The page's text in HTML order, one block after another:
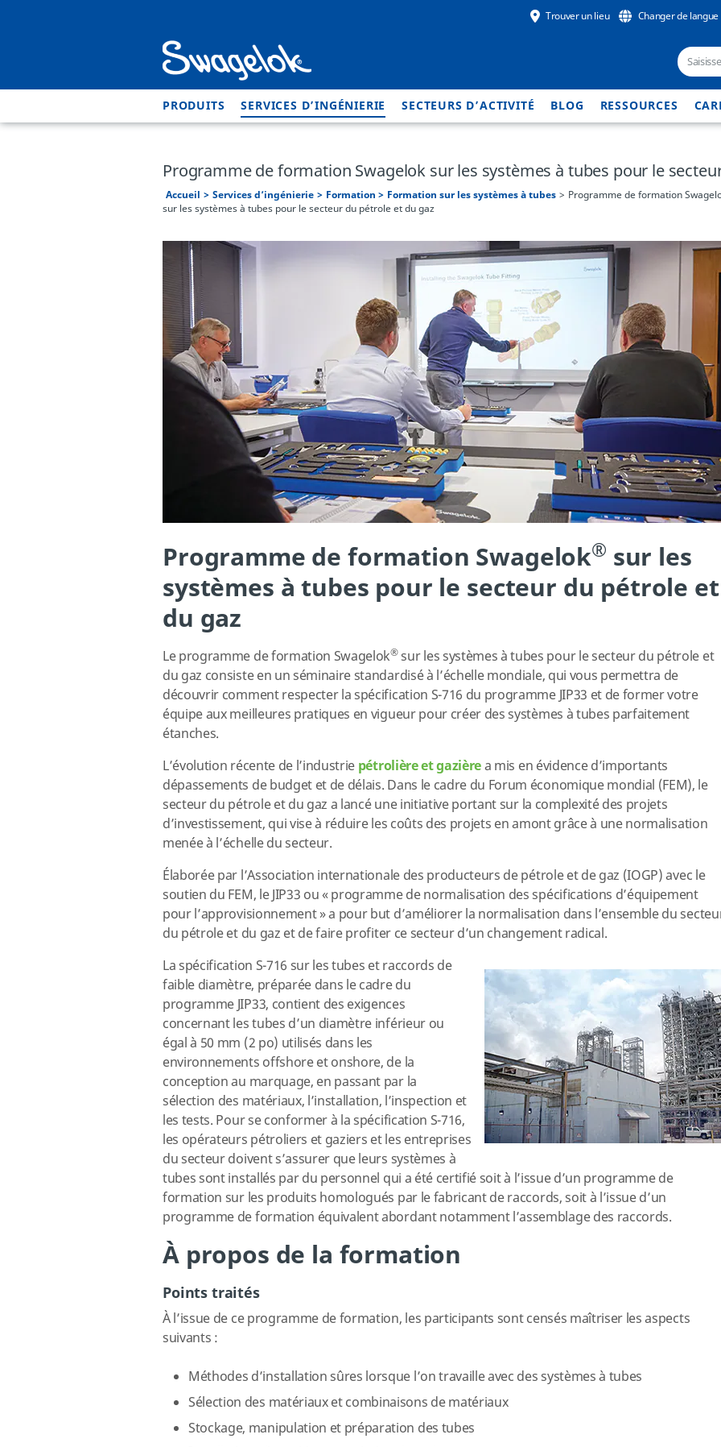
Trouver un lieu Changer de langue
PRODUITS SERVICES D’INGÉNIERIE SECTEURS D’ACTIVITÉ BLOG RESSOURCES
Programme de formation Swagelok sur les systèmes à tubes pour le
Accueil Services d’ingénierie Formation Formation sur les systèmes à tubes
Programme de formation
sur les systèmes à tubes pour le secteur du pétrole et du gaz
Programme de formation Swagelok® sur les
systèmes à tubes pour le secteur du pétrole et
du gaz
Le programme de formation Swagelok®sur les systèmes à tubes pour le secteur du pétrole et
du gaz consiste en un séminaire standardisé à l’échelle mondiale, qui vous permettra de
découvrir comment respecter la spécification S-716 du programme JIP33 et de former votre
équipe aux meilleures pratiques en vigueur pour créer des systèmes à tubes parfaitement
étanches.
L’évolution récente de l’industrie pétrolière et gazièrea mis en évidence d’importants
dépassements de budget et de délais. Dans le cadre du Forum économique mondial (FEM), le
secteur du pétrole et du gaz a lancé une initiative portant sur la complexité des projets
d’investissement, qui vise à réduire les coûts des projets en amont grâce à une normalisation
menée à l’échelle du secteur.
Élaborée par l’Association internationale des producteurs de pétrole et de gaz (IOGP) avec le
soutien du FEM, le JIP33 ou « programme de normalisation des spécifications d’équipement
pour l’approvisionnement » a pour but d’améliorer la normalisation dans l’ensemble du
du pétrole et du gaz et de faire profiter ce secteur d’un changement radical.
La spécification S-716 sur les tubes et raccords de
faible diamètre, préparée dans le cadre du
programme JIP33, contient des exigences
concernant les tubes d’un diamètre inférieur ou
égal à 50 mm (2 po) utilisés dans les
environnements offshore et onshore, de la
conception au marquage, en passant par la
sélection des matériaux, l’installation, l’inspection et
les tests. Pour se conformer à la spécification S-716,
les opérateurs pétroliers et gaziers et les entreprises
du secteur doivent s’assurer que leurs systèmes à
tubes sont installés par du personnel qui a été certifié soit à l’issue d’un programme de
formation sur les produits homologués par le fabricant de raccords, soit à l’issue d’un
programme de formation équivalent abordant notamment l’assemblage des raccords.
À propos de la formation
Points traités
À l’issue de ce programme de formation, les participants sont censés maîtriser les aspects
suivants :
Méthodes d’installation sûres lorsque l’on travaille avec des systèmes à tubes
Sélection des matériaux et combinaisons de matériaux
Stockage, manipulation et préparation des tubes